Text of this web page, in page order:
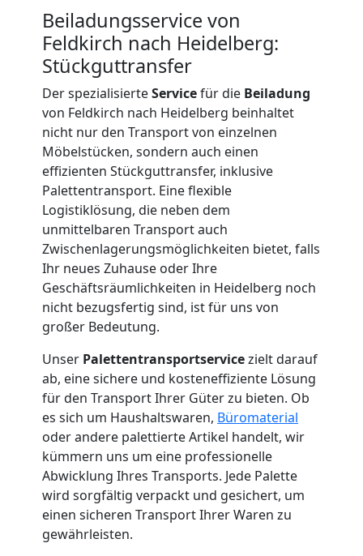
Beiladungsservice von
Feldkirch nach Heidelberg:
Stückguttransfer
Der spezialisierteServicefür die Beiladung
von Feldkirch nach Heidelberg beinhaltet
nicht nur den Transport von einzelnen
Möbelstücken, sondern auch einen
effizienten Stückguttransfer, inklusive
Palettentransport. Eine flexible
Logistiklösung, die neben dem
unmittelbaren Transport auch
Zwischenlagerungsmöglichkeiten bietet, falls
Ihr neues Zuhause oder Ihre
Geschäftsräumlichkeiten in Heidelberg noch
nicht bezugsfertig sind, ist für uns von
großer Bedeutung.
Unser Palettentransportservicezielt darauf
ab, eine sichere und kosteneffiziente Lösung
für den Transport Ihrer Güter zu bieten. Ob
es sich um Haushaltswaren, Büromaterial
oder andere palettierte Artikel handelt, wir
kümmern uns um eine professionelle
Abwicklung Ihres Transports. Jede Palette
wird sorgfältig verpackt und gesichert, um
einen sicheren Transport Ihrer Waren zu
gewährleisten.
Beiladung
International
Internationaler
Umzug
Nationaler
Umzug